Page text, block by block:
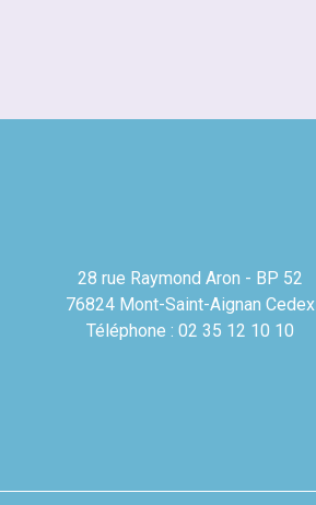
28 rue Raymond Aron - BP 52
76824 Mont-Saint-Aignan Cedex
Téléphone : 02 35 12 10 10